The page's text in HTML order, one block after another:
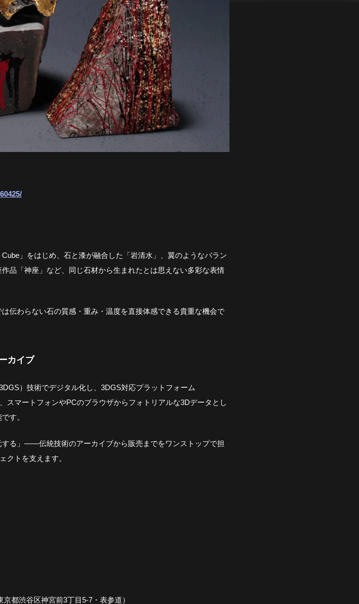
」をはじめ、石と漆が融合した「岩清水」、翼のようなバラン
品「神座」など、同じ石材から生まれたとは思えない多彩な表情
伝わらない石の質感・重み・温度を直接体感できる貴重な機会で
カイブ
）技術でデジタル化し、3DGS対応プラットフォーム
スマートフォンやPCのブラウザからフォトリアルな3Dデータとし
す。
する」——伝統技術のアーカイブから販売までをワンストップで担
クトを支えます。
都渋谷区神宮前3丁目5-7・表参道）